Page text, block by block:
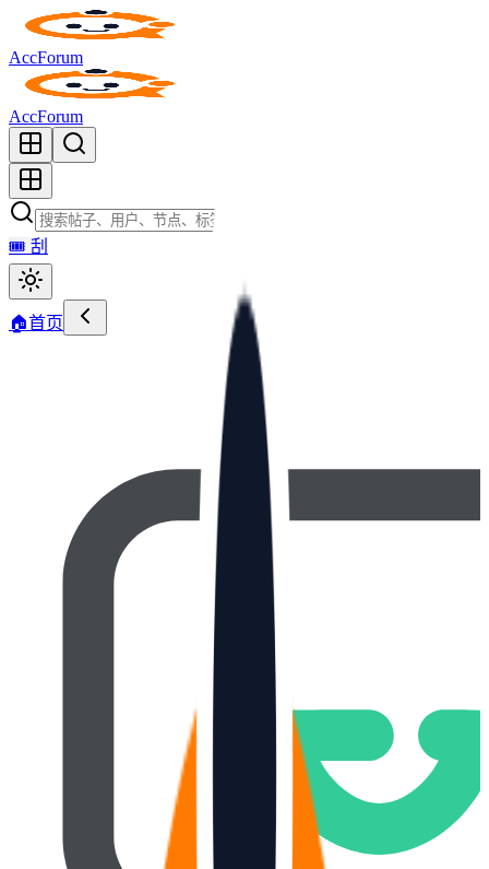
AccForum
AccForum
🎟️ 刮
🏠首页